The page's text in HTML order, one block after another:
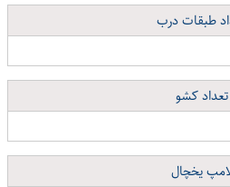
طبقات درب
تعداد کشو
یخچال